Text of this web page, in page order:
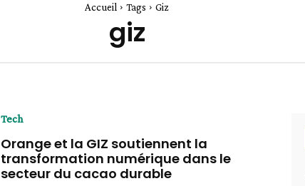
Accueil Tags Giz
giz
Tech
Orange et la GIZ soutiennent la
transformation numérique dans le
secteur du cacao durable